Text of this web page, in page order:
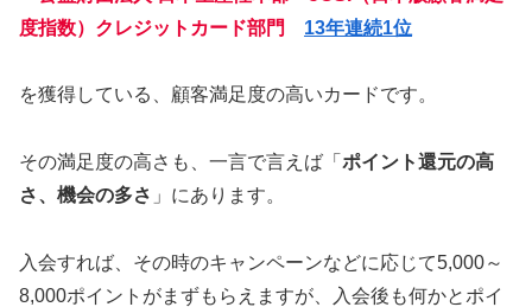
度指数）クレジットカード部門 13年連続1位
を獲得している、顧客満足度の高いカードです。
その満足度の高さも、一言で言えば「 ポイント還元の高
さ、機会の多さ 」にあります。
入会すれば、その時のキャンペーンなどに応じて5,000～
8,000ポイントがまずもらえますが、入会後も何かとポイ